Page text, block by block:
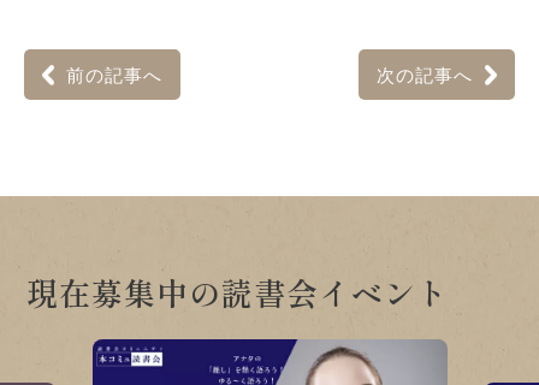
前の記事へ 次の記事へ
現在募集中の読書会イベント